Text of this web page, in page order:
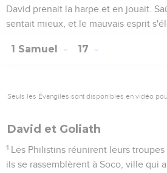
David prenait la harpe et en jouait.
sentait mieux, et le mauvais esprit
1 Samuel 17
Seuls les Évangiles sont disponibles en vidéo
David et Goliath
1 Les Philistins réunirent leurs
ils se rassemblèrent à Soco, ville qui